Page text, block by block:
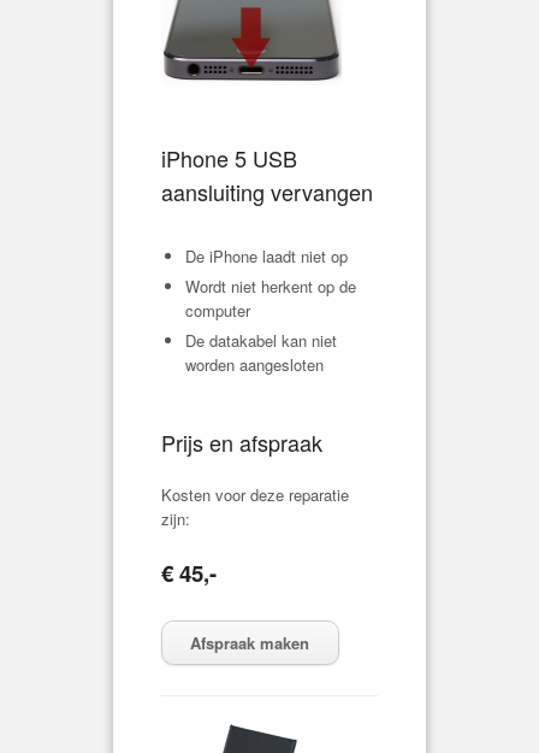
iPhone 5 USB
aansluiting vervangen
De iPhone laadt niet op
Wordt niet herkent op de
computer
De datakabel kan niet
worden aangesloten
Prijs en afspraak
Kosten voor deze reparatie
zijn:
€ 45,-
Afspraak maken